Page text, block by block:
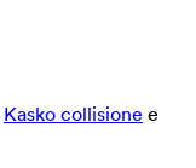
Kasko collisione e